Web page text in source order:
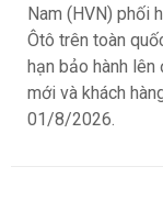
Nam (HVN) phối
Ôtô trên toàn
hạn bảo hành lên
mới và khách
01/8/2026.